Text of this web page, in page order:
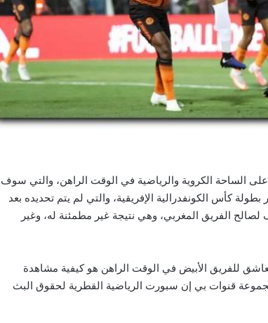
الساحة الكروية والرياضية في الوقت الراهن، والتي سوف
كأس الكونفدرالية الإفريقية، والتي لم يتم تحديده بعد
الفريق المغربي، وهي نتيجة غير مطمئنة له، وغير
للفريق الأبيض في الوقت الراهن هو كيفية مشاهدة
قنوات بي إن سبورت الرياضية القطرية لحقوق البث